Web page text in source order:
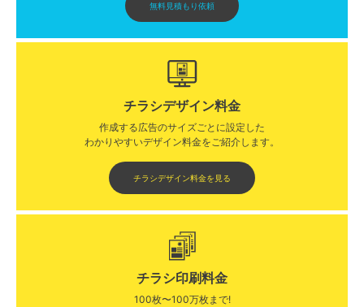
無料見積もり依頼
チラシデザイン料金
作成する広告のサイズごとに設定した
わかりやすいデザイン料金をご紹介します。​​
チラシデザイン料金を見る
チラシ印刷料金
100枚〜100万枚まで!